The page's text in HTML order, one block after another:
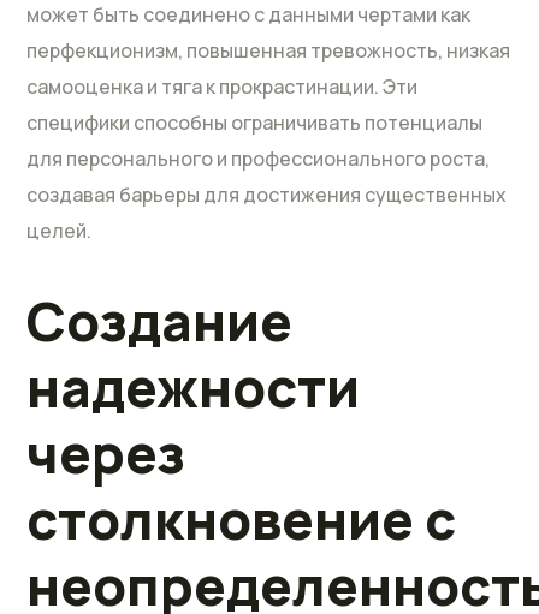
может быть соединено с данными чертами как
перфекционизм, повышенная тревожность, низкая
самооценка и тяга к прокрастинации. Эти
специфики способны ограничивать потенциалы
для персонального и профессионального роста,
создавая барьеры для достижения существенных
целей.
Создание
надежности
через
столкновение с